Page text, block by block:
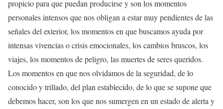
propicio para que puedan producirse y son los momentos
personales intensos que nos obligan a estar muy pendientes de las
señales del exterior, los momentos en que buscamos ayuda por
intensas vivencias o crisis emocionales, los cambios bruscos, los
viajes, los momentos de peligro, las muertes de seres queridos.
Los momentos en que nos olvidamos de la seguridad, de lo
conocido y trillado, del plan establecido, de lo que se supone que
debemos hacer, son los que nos sumergen en un estado de alerta y